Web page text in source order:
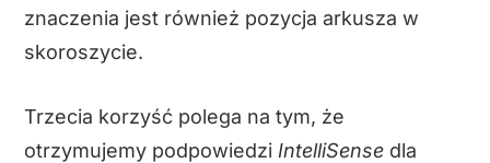
znaczenia jest również pozycja arkusza w
skoroszycie.
Trzecia korzyść polega na tym, że
otrzymujemy podpowiedzi IntelliSense dla